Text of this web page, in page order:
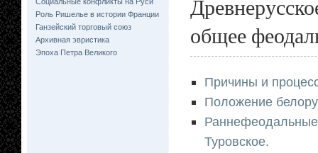
Роль Ришелье в истории Франции
Ганзейский торговый союз
Архивная эвристика
Эпоха Петра Великого
общее
Причины и
Положение
Туровское.